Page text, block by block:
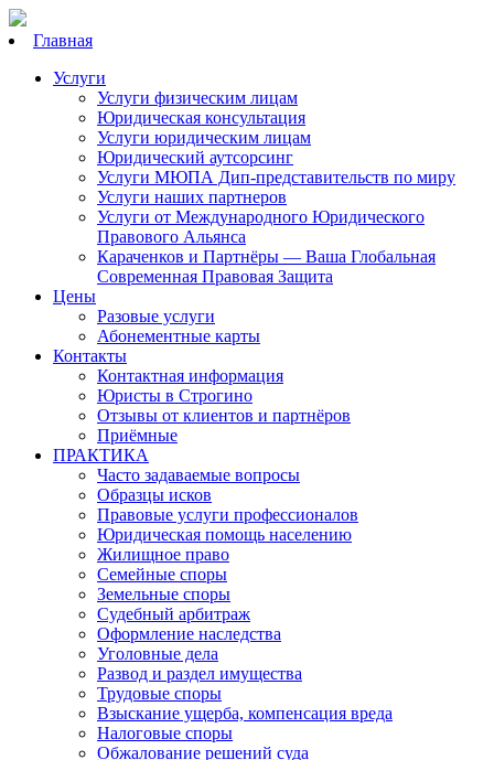
Главная
Услуги
Услуги физическим лицам
Юридическая консультация
Услуги юридическим лицам
Юридический аутсорсинг
Услуги МЮПА Дип-представительств по миру
Услуги наших партнеров
Услуги от Международного Юридического
Правового Альянса
Караченков и Партнёры — Ваша Глобальная
Современная Правовая Защита
Цены
Разовые услуги
Абонементные карты
Контакты
Контактная информация
Юристы в Строгино
Отзывы от клиентов и партнёров
Приёмные
ПРАКТИКА
Часто задаваемые вопросы
Образцы исков
Правовые услуги профессионалов
Юридическая помощь населению
Жилищное право
Семейные споры
Земельные споры
Судебный арбитраж
Оформление наследства
Уголовные дела
Развод и раздел имущества
Трудовые споры
Взыскание ущерба, компенсация вреда
Налоговые споры
Обжалование решений суда